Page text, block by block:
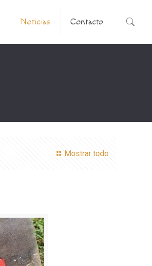
Noticias Contacto
Mostrar todo